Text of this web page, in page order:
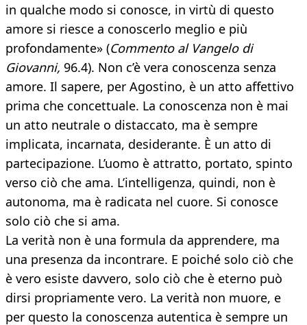
in qualche modo si conosce, in virtù di questo
amore si riesce a conoscerlo meglio e più
profondamente» (Commento al Vangelo di
Giovanni, 96.4). Non c’è vera conoscenza senza
amore. Il sapere, per Agostino, è un atto affettivo
prima che concettuale. La conoscenza non è mai
un atto neutrale o distaccato, ma è sempre
implicata, incarnata, desiderante. È un atto di
partecipazione. L’uomo è attratto, portato, spinto
verso ciò che ama. L’intelligenza, quindi, non è
autonoma, ma è radicata nel cuore. Si conosce
solo ciò che si ama.
La verità non è una formula da apprendere, ma
una presenza da incontrare. E poiché solo ciò che
è vero esiste davvero, solo ciò che è eterno può
dirsi propriamente vero. La verità non muore, e
per questo la conoscenza autentica è sempre un